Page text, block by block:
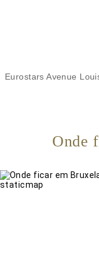
Eurostars Avenue
Onde